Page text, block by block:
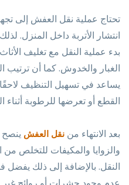
تحتاج عملية نقل العفش إلى
انتشار الأتربة داخل المنزل.
بدء عملية النقل مع تغليف
الغبار والخدوش. كما أن ترتيب
يساعد في تسهيل التنظيف
القطع أو تعرضها للرطوبة أثناء
بعد الانتهاء من نقل العفش
والزوايا والمكيفات للتخلص من
النقل. بالإضافة إلى ذلك يفضل